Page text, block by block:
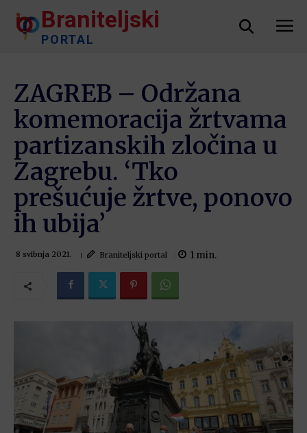
Braniteljski
PORTAL
ZAGREB – Održana
komemoracija žrtvama
partizanskih zločina u
Zagrebu. ‘Tko
prešućuje žrtve, ponovo
ih ubija’
8 svibnja 2021. Braniteljski portal 1 min.